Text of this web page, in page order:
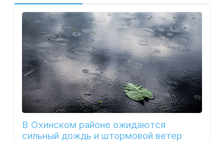
В Охинском районе ожидаются
сильный дождь и штормовой ветер